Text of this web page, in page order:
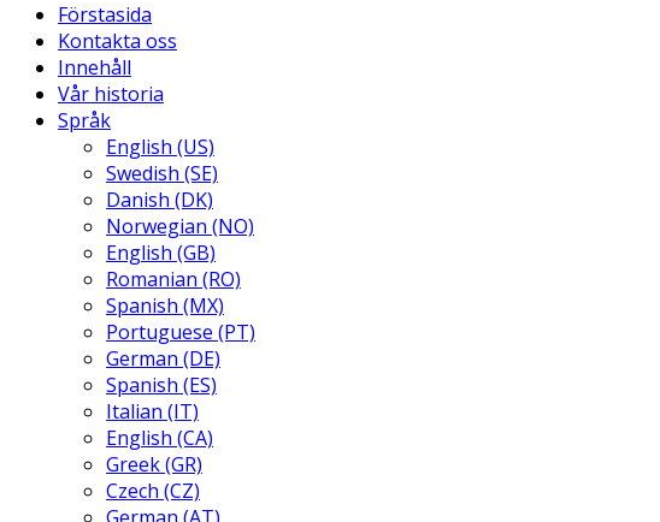
Förstasida
Kontakta oss
Innehåll
Vår historia
Språk
English (US)
Swedish (SE)
Danish (DK)
Norwegian (NO)
English (GB)
Romanian (RO)
Spanish (MX)
Portuguese (PT)
German (DE)
Spanish (ES)
Italian (IT)
English (CA)
Greek (GR)
Czech (CZ)